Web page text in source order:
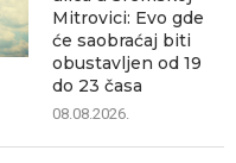
Mitrovici: Evo gde
će saobraćaj biti
obustavljen od 19
do 23 časa
08.08.2026.